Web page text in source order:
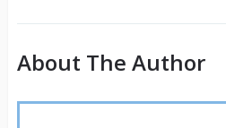
About The Author